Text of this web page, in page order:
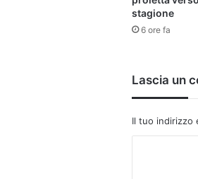
stagione
6 ore fa
Lascia un
Il tuo indirizzo